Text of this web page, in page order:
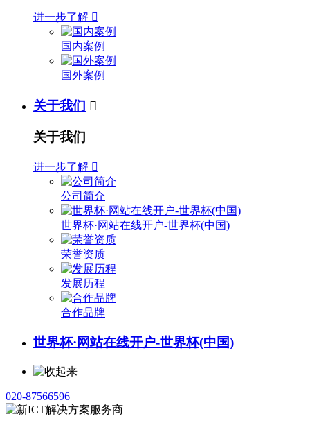
进一步了解 
国内案例
国外案例
关于我们 
关于我们
进一步了解 
公司简介
世界杯·网站在线开户-世界杯(中国)
荣誉资质
发展历程
合作品牌
世界杯·网站在线开户-世界杯(中国)
020-87566596